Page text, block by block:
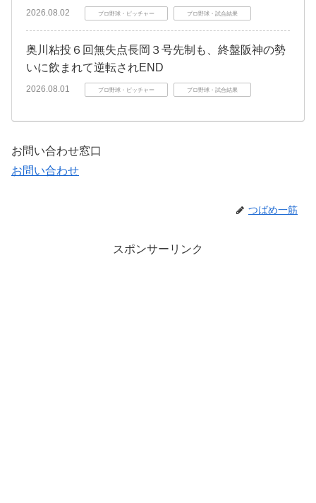
2026.08.02 プロ野球・ピッチャー プロ野球・試合結果
奥川粘投６回無失点長岡３号先制も、終盤阪神の勢
いに飲まれて逆転されEND
2026.08.01 プロ野球・ピッチャー プロ野球・試合結果
お問い合わせ窓口
お問い合わせ
つばめ一筋
スポンサーリンク